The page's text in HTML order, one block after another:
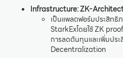
Infrastructure:ZK-
เป็นแพลตฟอร์มประสิทธิภ
StarkExโดยใช้ ZK
การลดต้นทุนและเพิ่มปร
Decentralization